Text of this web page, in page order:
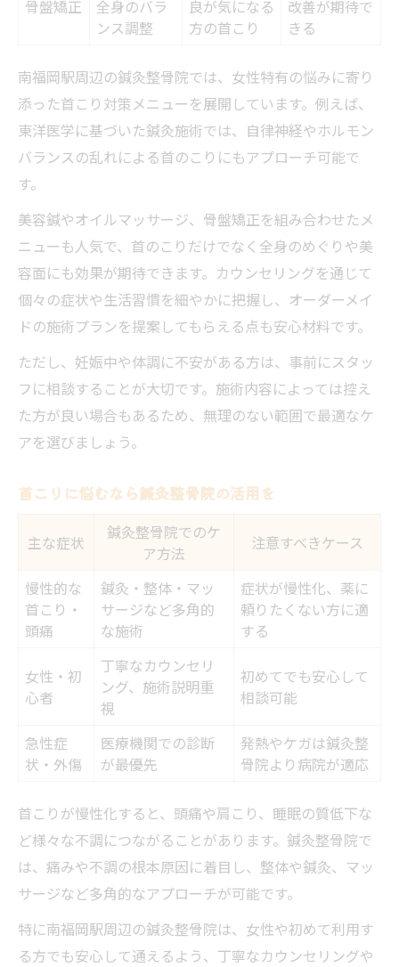
骨盤矯正
全身のバラ
ンス調整
良が気になる
方の首こり
改善が期待で
きる
南福岡駅周辺の鍼灸整骨院では、女性特有の悩みに寄り
添った首こり対策メニューを展開しています。例えば、
東洋医学に基づいた鍼灸施術では、自律神経やホルモン
バランスの乱れによる首のこりにもアプローチ可能で
す。
美容鍼やオイルマッサージ、骨盤矯正を組み合わせたメ
ニューも人気で、首のこりだけでなく全身のめぐりや美
容面にも効果が期待できます。カウンセリングを通じて
個々の症状や生活習慣を細やかに把握し、オーダーメイ
ドの施術プランを提案してもらえる点も安心材料です。
ただし、妊娠中や体調に不安がある方は、事前にスタッ
フに相談することが大切です。施術内容によっては控え
た方が良い場合もあるため、無理のない範囲で最適なケ
アを選びましょう。
首こりに悩むなら鍼灸整骨院の活用を
主な症状
鍼灸整骨院でのケ
ア方法
注意すべきケース
慢性的な
首こり・
頭痛
鍼灸・整体・マッ
サージなど多角的
な施術
症状が慢性化、薬に
頼りたくない方に適
する
女性・初
心者
丁寧なカウンセリ
ング、施術説明重
視
初めてでも安心して
相談可能
急性症
状・外傷
医療機関での診断
が最優先
発熱やケガは鍼灸整
骨院より病院が適応
首こりが慢性化すると、頭痛や肩こり、睡眠の質低下な
ど様々な不調につながることがあります。鍼灸整骨院で
は、痛みや不調の根本原因に着目し、整体や鍼灸、マッ
サージなど多角的なアプローチが可能です。
特に南福岡駅周辺の鍼灸整骨院は、女性や初めて利用す
る方でも安心して通えるよう、丁寧なカウンセリングや